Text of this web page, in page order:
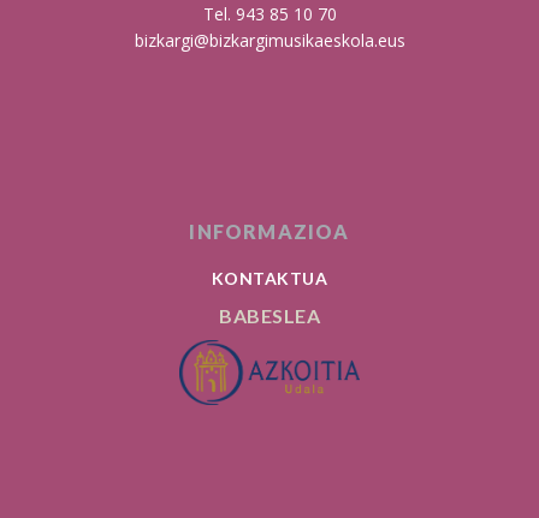
Tel. 943 85 10 70
bizkargi@bizkargimusikaeskola.eus
INFORMAZIOA
KONTAKTUA
BABESLEA